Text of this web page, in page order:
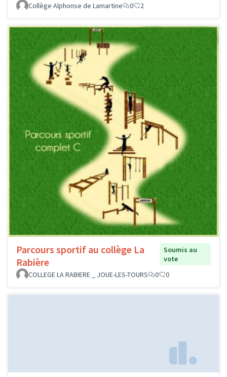
Collège Alphonse de Lamartine 0 2
Parcours sportif au collège La
Rabière
Soumis au
vote
COLLEGE LA RABIERE _ JOUE-LES-TOURS
0 0